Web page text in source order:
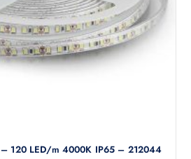
120 LED/m 4000K IP65 – 212044